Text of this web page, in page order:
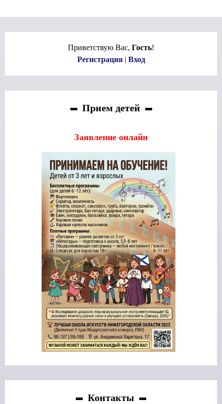
Приветствую Вас, Гость!
Регистрация| Вход
Прием детей
Заявление онлайн
Контакты